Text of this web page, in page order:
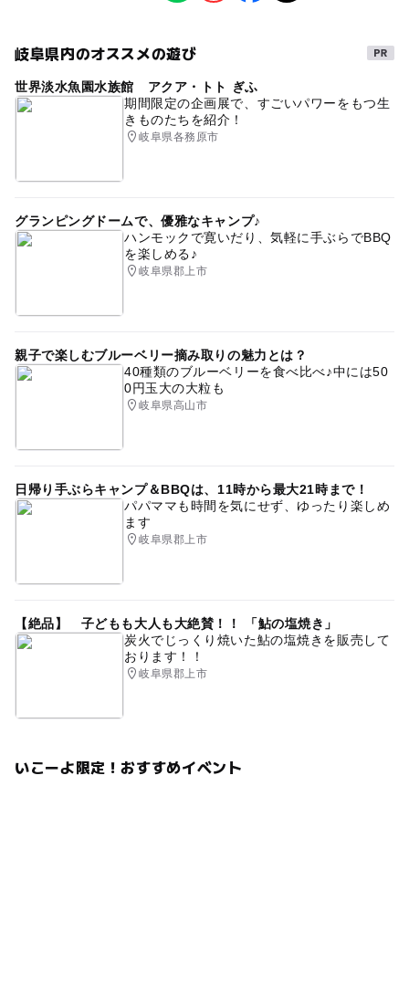
岐阜県内のオススメの遊び
世界淡水魚園水族館 アクア・トト ぎふ
期間限定の企画展で、すごいパワーをもつ生
きものたちを紹介！
岐阜県各務原市
グランピングドームで、優雅なキャンプ♪
ハンモックで寛いだり、気軽に手ぶらでBBQ
を楽しめる♪
岐阜県郡上市
親子で楽しむブルーベリー摘み取りの魅力とは？
40種類のブルーベリーを食べ比べ♪中には50
0円玉大の大粒も
岐阜県高山市
日帰り手ぶらキャンプ＆BBQは、11時から最大21時まで！
パパママも時間を気にせず、ゆったり楽しめ
ます
岐阜県郡上市
【絶品】 子どもも大人も大絶賛！！ 「鮎の塩焼き」
炭火でじっくり焼いた鮎の塩焼きを販売して
おります！！
岐阜県郡上市
いこーよ限定！おすすめイベント